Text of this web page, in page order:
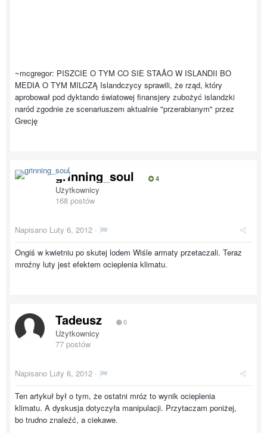
~mcgregor: PISZCIE O TYM CO SIE STAÅO W ISLANDII BO
MEDIA O TYM MILCZĄ Islandczycy sprawili, że rząd, który
aprobował pod dyktando światowej finansjery zubożyć islandzki
naród zgodnie ze scenariuszem aktualnie "przerabianym" przez
Grecję
grinning_soul 4
Użytkownicy
168 postów
Napisano Luty 6, 2012 ·
Ongiś w kwietniu po skutej lodem Wiśle armaty przetaczali. Teraz
mroźny luty jest efektem ocieplenia klimatu.
Tadeusz 0
Użytkownicy
77 postów
Napisano Luty 6, 2012 ·
Ten artykuł był o tym, że ostatni mróz to wynik ocieplenia
klimatu. A dyskusja dotyczyła manipulacji. Przytaczam poniżej,
bo trudno znaleźć, a ciekawe.